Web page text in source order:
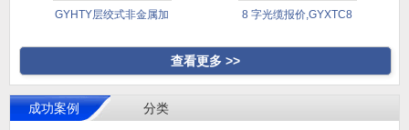
GYHTY层绞式非金属加 8 字光缆报价,GYXTC8
查看更多 >>
成功案例 分类